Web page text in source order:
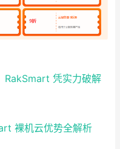
RakSmart 凭实力破解
裸机云优势全解析